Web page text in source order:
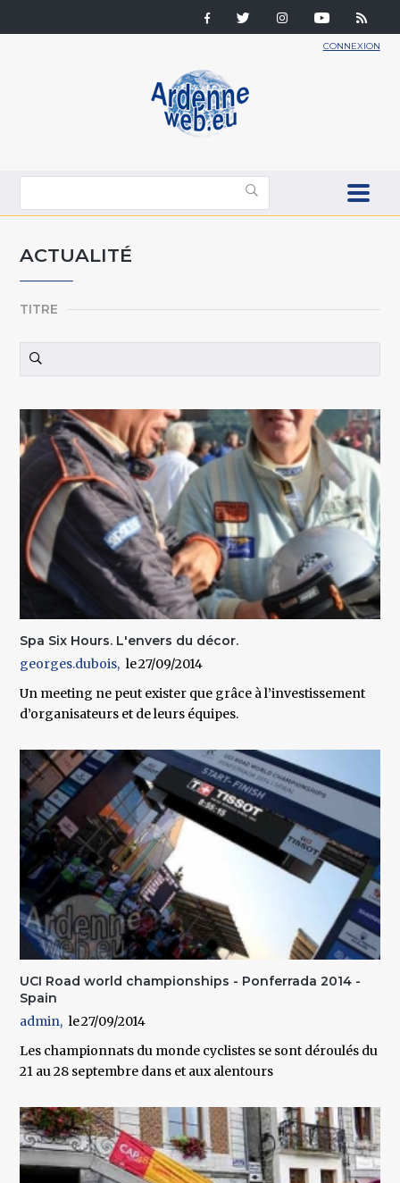
CONNEXION
ACTUALITÉ
TITRE
Spa Six Hours. L'envers du décor.
georges.dubois
27/09/2014
Un meeting ne peut exister que grâce à l’investissement
d’organisateurs et de leurs équipes.
UCI Road world championships - Ponferrada 2014 -
Spain
admin
27/09/2014
Les championnats du monde cyclistes se sont déroulés du
21 au 28 septembre dans et aux alentours